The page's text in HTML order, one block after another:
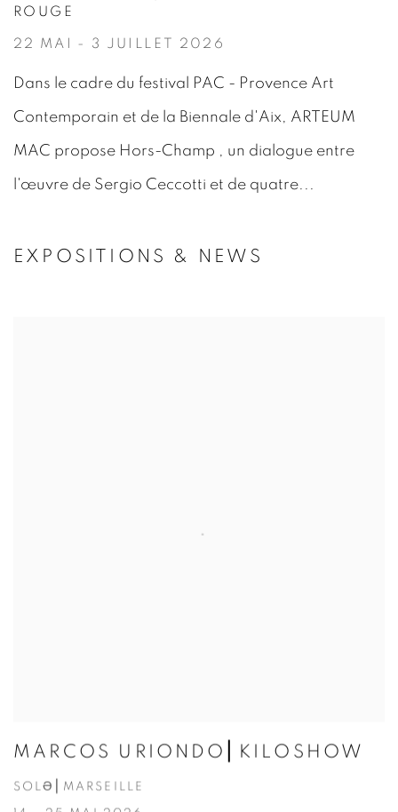
ROUGE
22 MAI - 3 JUILLET 2026
Dans le cadre du festival PAC - Provence Art
Contemporain et de la Biennale d'Aix, ARTEUM
MAC propose Hors-Champ , un dialogue entre
l'œuvre de Sergio Ceccotti et de quatre...
EXPOSITIONS & NEWS
MARCOS URIONDO⎜KILOSHOW
SOLƏ⎜MARSEILLE